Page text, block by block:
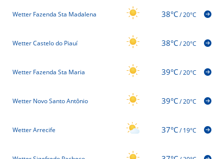
Wetter Fazenda Sta Madalena 38°C/20°C
Wetter Castelo do Piauí 38°C/20°C
Wetter Fazenda Sta Maria 39°C/20°C
Wetter Novo Santo Antônio 39°C/20°C
Wetter Arrecife 37°C/19°C